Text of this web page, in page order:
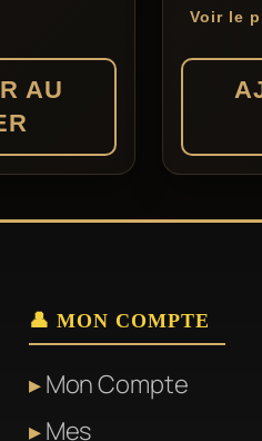
AU
Voir le
👤 MON COMPTE
Mon Compte
Mes